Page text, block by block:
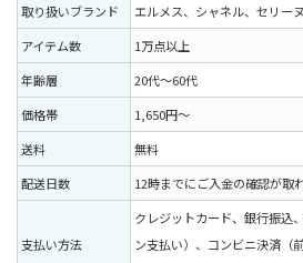
取り扱いブランド
エルメス、シャネル、セリー
アイテム数
1万点以上
年齢層
20代〜60代
価格帯
1,650円〜
送料
無料
配送日数
12時までにご入金の確認が取
支払い方法
クレジットカード、銀行振込
ン支払い）、コンビニ決済